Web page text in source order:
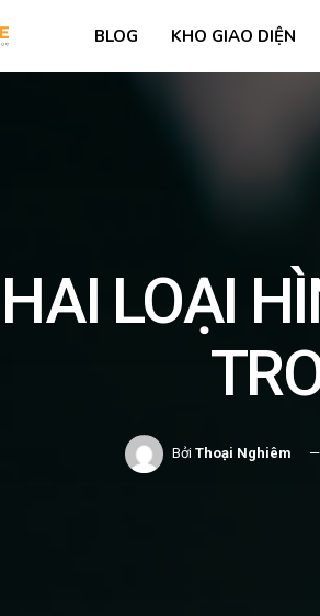
BLOG KHO GIAO DIỆN
HAI LOẠI
Bởi Thoại Nghiêm